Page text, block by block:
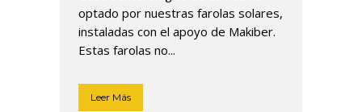
optado por nuestras farolas solares,
instaladas con el apoyo de Makiber.
Estas farolas no...
Leer Más